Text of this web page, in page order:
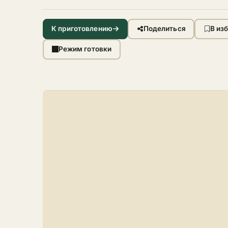
К приготовлению Поделиться В
Режим готовки